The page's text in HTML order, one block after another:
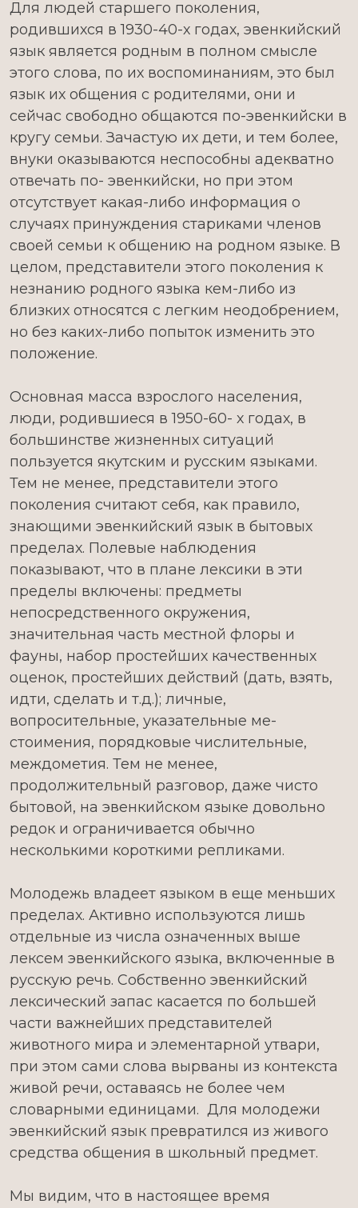
Для людей старшего поколения,
родившихся в 1930-40-х годах, эвенкийский
язык является родным в полном смысле
этого слова, по их воспоминаниям, это был
язык их общения с родителями, они и
сейчас свободно общаются по-эвенкийски в
кругу семьи. Зачастую их дети, и тем более,
внуки оказываются неспособны адекватно
отвечать по- эвенкийски, но при этом
отсутствует какая-либо информация о
случаях принуждения стариками членов
своей семьи к общению на родном языке. В
целом, представители этого поколения к
незнанию родного языка кем-либо из
близких относятся с легким неодоб­рением,
но без каких-либо попыток изменить это
положение.
Основная масса взрослого населения,
люди, родившиеся в 1950-60- х годах, в
большинстве жизненных ситуаций
пользуется якутским и русским языками.
Тем не менее, представители этого
поколения считают себя, как правило,
знающими эвенкийский язык в бытовых
пределах. Полевые наблюдения
показывают, что в плане лексики в эти
пределы включены: предметы
непосредственного окружения,
значительная часть местной флоры и
фауны, набор простейших качественных
оценок, простейших действий (дать, взять,
идти, сделать и т.д.); личные,
вопросительные, указательные ме­
стоимения, порядковые числительные,
междометия. Тем не менее,
продолжительный разговор, даже чисто
бытовой, на эвенкийском языке довольно
редок и ограничивается обычно
несколькими короткими репликами.
Молодежь владеет языком в еще меньших
пределах. Активно используются лишь
отдельные из числа означенных выше
лексем эвенкийского языка, включенные в
русскую речь. Собственно эвенкийский
лексический запас касается по большей
части важнейших представителей
животного мира и элементарной утвари,
при этом сами слова вырваны из контекста
живой речи, оставаясь не более чем
словарными единицами. Для молодежи
эвенкийский язык превратился из живого
средства общения в школьный предмет.
Мы видим, что в настоящее время